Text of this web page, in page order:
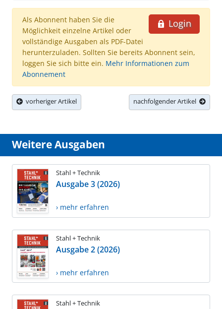
Login
Als Abonnent haben Sie die
Möglichkeit einzelne Artikel oder
vollständige Ausgaben als PDF-Datei
herunterzuladen. Sollten Sie bereits Abonnent sein,
loggen Sie sich bitte ein. Mehr Informationen zum
Abonnement
vorheriger Artikel nachfolgender Artikel
Weitere Ausgaben
Stahl + Technik
Ausgabe 3 (2026)
› mehr erfahren
Stahl + Technik
Ausgabe 2 (2026)
› mehr erfahren
Stahl + Technik